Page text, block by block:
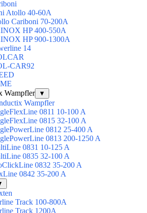
Atollo 40-60A
Cariboni 70-200A
HP 400-550A
HP 900-1300A
14
CAR92
Wampfler
▼
Wampfler
0811 10-100 A
0815 32-100 A
0812 25-400 A
0813 200-1250 A
0831 10-125 A
0835 32-100 A
0832 35-200 A
0842 35-200 A
Track 100-800А
Track 1200А